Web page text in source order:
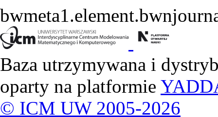
Baza utrzymywana i
oparty na platformie
© ICM UW 2005-2026